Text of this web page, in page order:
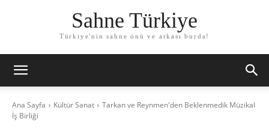
Sahne Türkiye
Türkiye'nin sahne önü ve arkası burda!
Ana Sayfa Kültür Sanat
Tarkan ve Reynmen'den Beklenmedik Müzikal
İş Birliği